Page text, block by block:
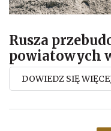
Rusza
powiatowych
DOWIEDZ SIĘ